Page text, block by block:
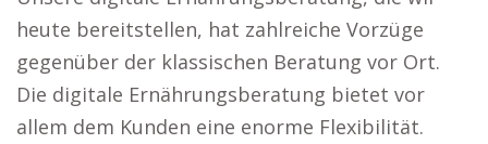
heute bereitstellen, hat zahlreiche Vorzüge
gegenüber der klassischen Beratung vor Ort.
Die digitale Ernährungsberatung bietet vor
allem dem Kunden eine enorme Flexibilität.